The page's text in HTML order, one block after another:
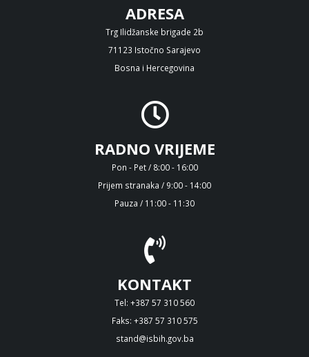
ADRESA
Trg Ilidžanske brigade 2b
71123 Istočno Sarajevo
Bosna i Hercegovina
RADNO VRIJEME
Pon - Pet / 8:00 - 16:00
Prijem stranaka / 9:00 - 14:00
Pauza / 11:00 - 11:30
KONTAKT
Tel: +387 57 310 560
Faks: +387 57 310 575
stand@isbih.gov.ba